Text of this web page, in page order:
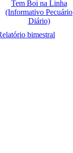
Tem Boi na Linha
(Informativo Pecuário
Diário)